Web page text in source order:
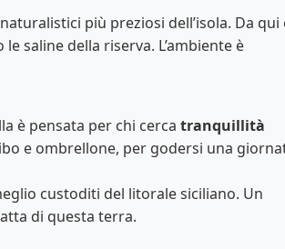
più preziosi dell’isola. Da qui
saline della riserva. L’ambiente è
è pensata per chi cerca tranquillità
e ombrellone, per godersi una
custoditi del litorale siciliano. Un
di questa terra.